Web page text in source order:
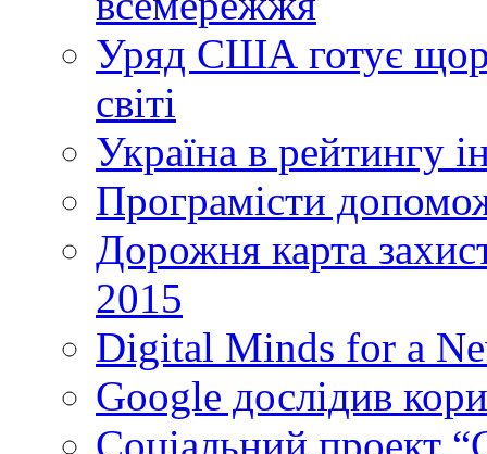
Уряд США готує
світі
Україна в рейтингу
Програмісти
Дорожня карта
2015
Digital Minds for a
Google дослідив
Cоціальний проект